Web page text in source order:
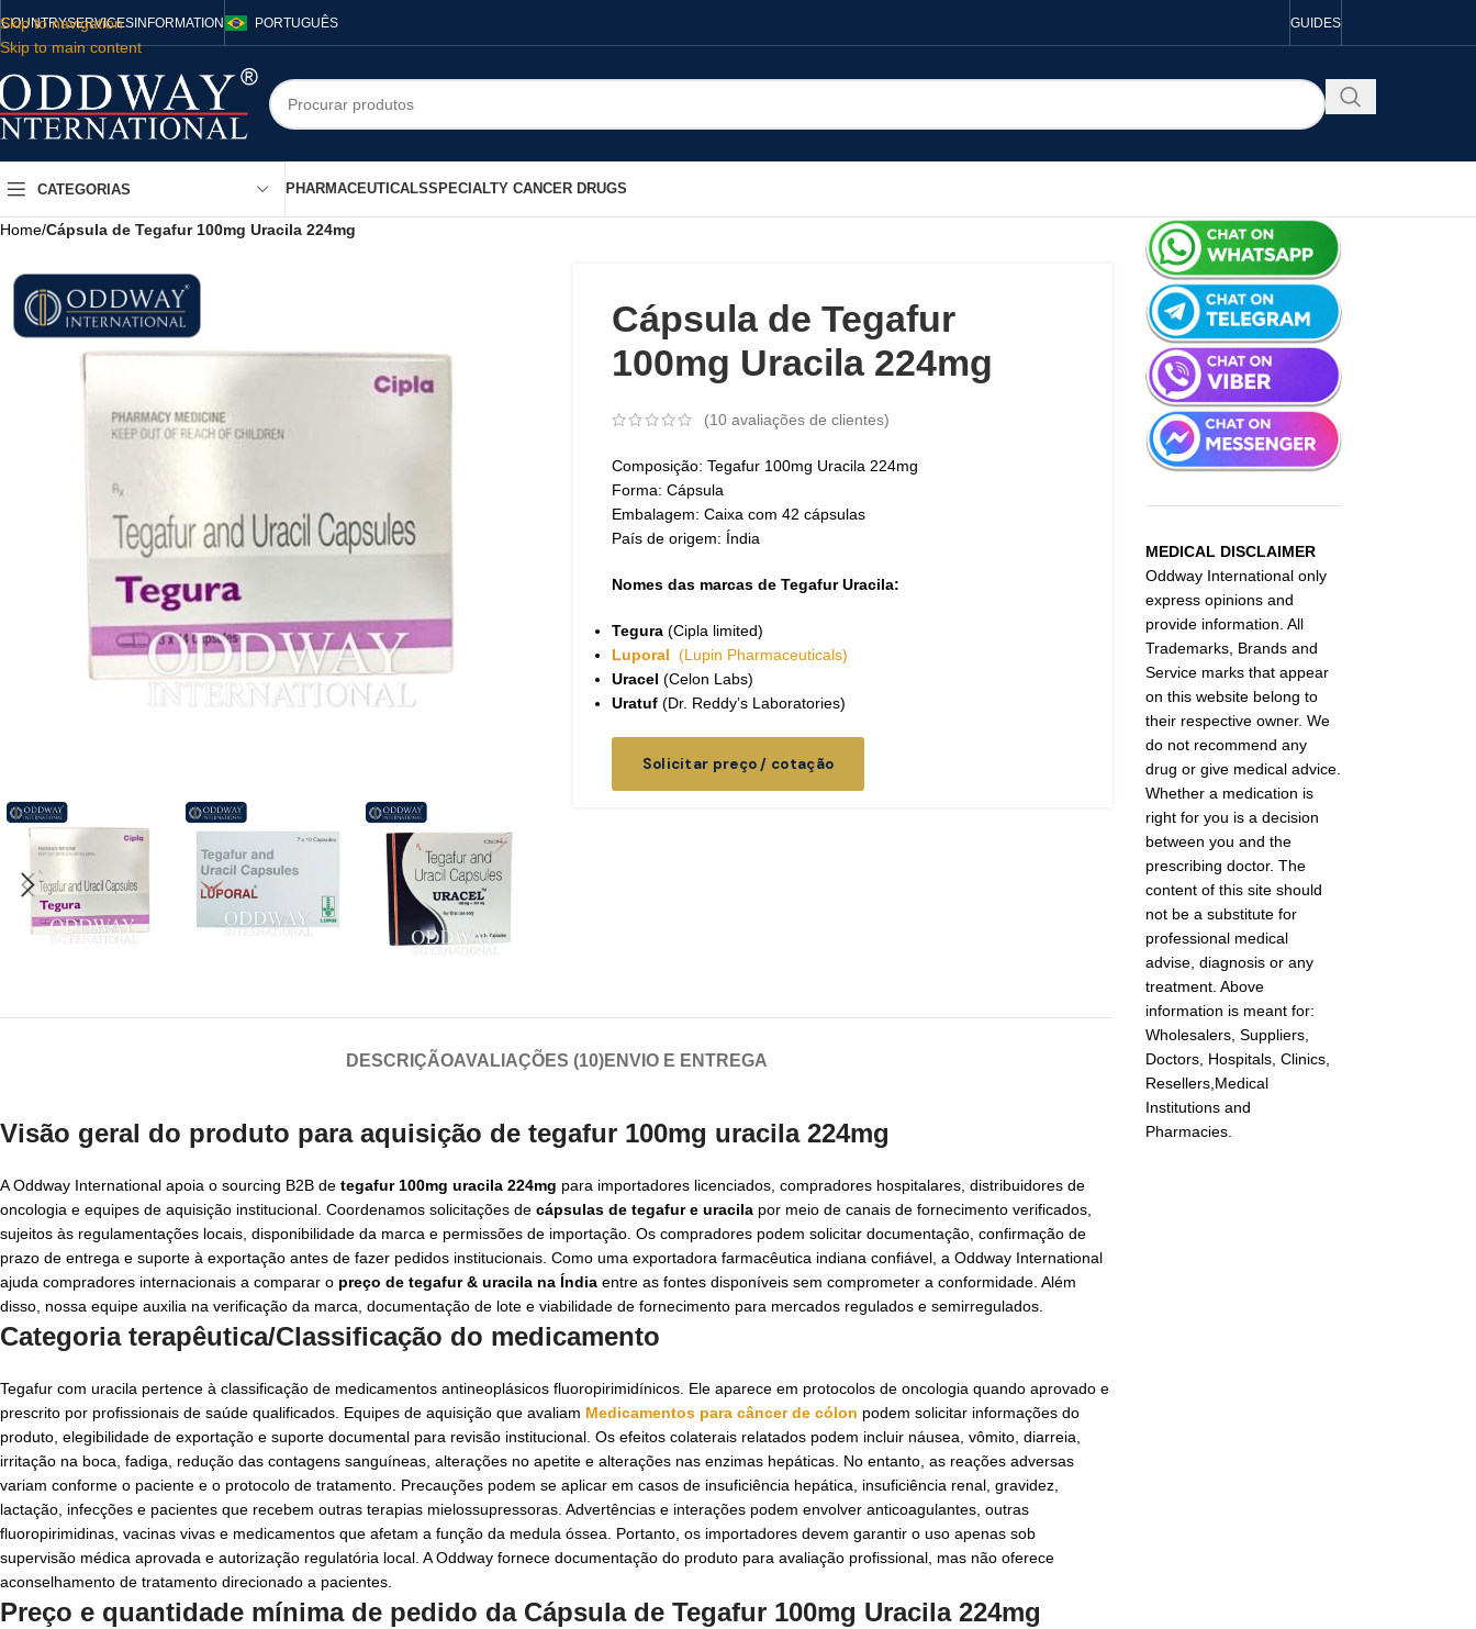
Skip to navigation
Skip to main content
COUNTRYSERVICESINFORMATION PORTUGUÊS GUIDES
CATEGORIAS PHARMACEUTICALSSPECIALTY CANCER DRUGS
Home/Cápsula de Tegafur 100mg Uracila 224mg
Cápsula de Tegafur
100mg Uracila 224mg
(10avaliações de clientes)
Composição: Tegafur 100mg Uracila 224mg
Forma: Cápsula
Embalagem: Caixa com 42 cápsulas
País de origem: Índia
Nomes das marcas de Tegafur Uracila:
Tegura(Cipla limited)
Luporal (Lupin Pharmaceuticals)
Uracel (Celon Labs)
Uratuf(Dr. Reddy’s Laboratories)
Solicitar preço / cotação
DESCRIÇÃOAVALIAÇÕES (10)ENVIO E ENTREGA
Visão geral do produto para aquisição de tegafur 100mg uracila 224mg
A Oddway International apoia o sourcing B2B de tegafur 100mg uracila 224mg para importadores licenciados, compradores hospitalares, distribuidores de
oncologia e equipes de aquisição institucional. Coordenamos solicitações de cápsulas de tegafur e uracila por meio de canais de fornecimento verificados,
sujeitos às regulamentações locais, disponibilidade da marca e permissões de importação. Os compradores podem solicitar documentação, confirmação de
prazo de entrega e suporte à exportação antes de fazer pedidos institucionais. Como uma exportadora farmacêutica indiana confiável, a Oddway International
ajuda compradores internacionais a comparar o preço de tegafur & uracila na Índia entre as fontes disponíveis sem comprometer a conformidade. Além
disso, nossa equipe auxilia na verificação da marca, documentação de lote e viabilidade de fornecimento para mercados regulados e semirregulados.
Categoria terapêutica/Classificação do medicamento
Tegafur com uracila pertence à classificação de medicamentos antineoplásicos fluoropirimidínicos. Ele aparece em protocolos de oncologia quando aprovado e
prescrito por profissionais de saúde qualificados. Equipes de aquisição que avaliam Medicamentos para câncer de cólon podem solicitar informações do
produto, elegibilidade de exportação e suporte documental para revisão institucional. Os efeitos colaterais relatados podem incluir náusea, vômito, diarreia,
irritação na boca, fadiga, redução das contagens sanguíneas, alterações no apetite e alterações nas enzimas hepáticas. No entanto, as reações adversas
variam conforme o paciente e o protocolo de tratamento. Precauções podem se aplicar em casos de insuficiência hepática, insuficiência renal, gravidez,
lactação, infecções e pacientes que recebem outras terapias mielossupressoras. Advertências e interações podem envolver anticoagulantes, outras
fluoropirimidinas, vacinas vivas e medicamentos que afetam a função da medula óssea. Portanto, os importadores devem garantir o uso apenas sob
supervisão médica aprovada e autorização regulatória local. A Oddway fornece documentação do produto para avaliação profissional, mas não oferece
aconselhamento de tratamento direcionado a pacientes.
Preço e quantidade mínima de pedido da Cápsula de Tegafur 100mg Uracila 224mg
MEDICAL DISCLAIMER
Oddway International only
express opinions and
provide information. All
Trademarks, Brands and
Service marks that appear
on this website belong to
their respective owner. We
do not recommend any
drug or give medical advice.
Whether a medication is
right for you is a decision
between you and the
prescribing doctor. The
content of this site should
not be a substitute for
professional medical
advise, diagnosis or any
treatment. Above
information is meant for:
Wholesalers, Suppliers,
Doctors, Hospitals, Clinics,
Resellers,Medical
Institutions and
Pharmacies.